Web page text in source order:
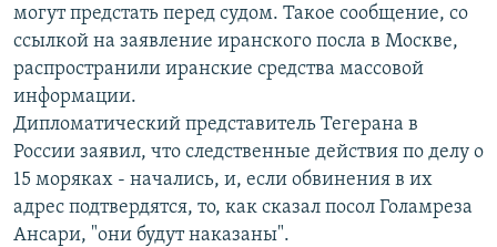
поискуСЕВЕР.РЕАЛИИ
СИБИРЬ.РЕАЛИИ
РАСПИСАНИЕ ВЕЩАНИЯ
ПОДПИШИТЕСЬ НА РАССЫЛКУ
СОЦИАЛЬНЫЕ СЕТИ
могут предстать перед судом. Такое сообщение, со
ссылкой на заявление иранского посла в Москве,
распространили иранские средства массовой
информации.
Дипломатический представитель Тегерана в
России заявил, что следственные действия по делу о
15 моряках - начались, и, если обвинения в их
адрес подтвердятся, то, как сказал посол Голамреза
Ансари, "они будут наказаны".